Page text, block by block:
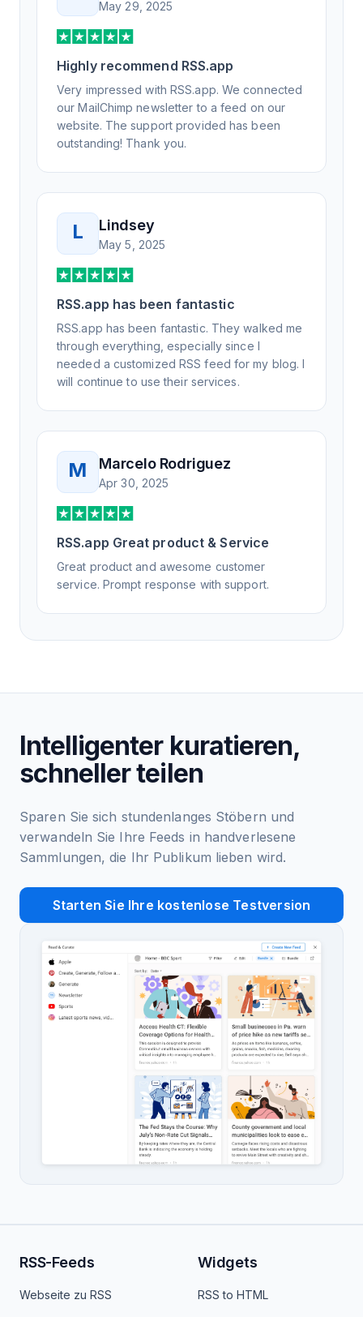
weeks, but after many revisions and direct
support, all of my release notes are in a way
that my users understand and find value in.
Honestly, it has been an exceptional
experience, and I will be pushing everyone I
know to RSS.app for their RSS needs.
May 29, 2025
Highly recommend RSS.app
Very impressed with RSS.app. We connected
our MailChimp newsletter to a feed on our
website. The support provided has been
outstanding! Thank you.
L Lindsey
May 5, 2025
RSS.app has been fantastic
RSS.app has been fantastic. They walked me
through everything, especially since I
needed a customized RSS feed for my blog. I
will continue to use their services.
M Marcelo Rodriguez
Apr 30, 2025
RSS.app Great product & Service
Great product and awesome customer
service. Prompt response with support.
Intelligenter kuratieren,
schneller teilen
Sparen Sie sich stundenlanges Stöbern und
verwandeln Sie Ihre Feeds in handverlesene
Sammlungen, die Ihr Publikum lieben wird.
Starten Sie Ihre kostenlose Testversion
RSS-Feeds
Webseite zu RSS
Widgets
RSS to HTML